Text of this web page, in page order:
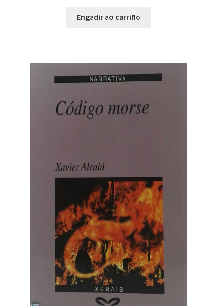
Engadir ao carriño